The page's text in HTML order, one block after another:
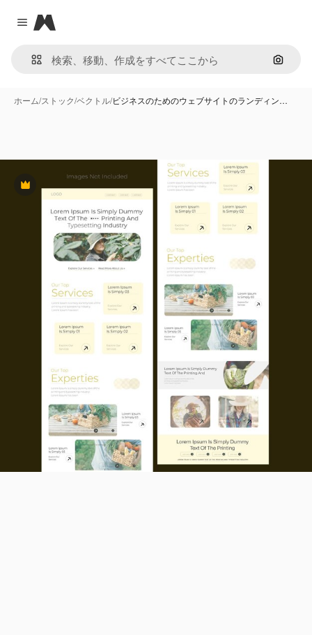
Close menu
Magnific
画像で
ホーム/ストック/ベクトル/ビジネスのためのウェブサイトのランディン…
Premium